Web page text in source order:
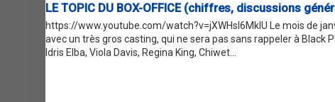
LE TOPIC DU BOX-OFFICE (chiffres, discussions
https://www.youtube.com/watch?v=jXWHsI6MkIU Le mois de
avec un très gros casting, qui ne sera pas sans rappeler à Black
Idris Elba, Viola Davis, Regina King, Chiwet...